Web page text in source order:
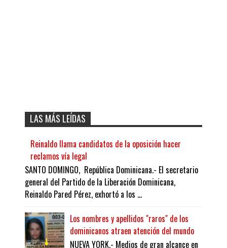
LAS MÁS LEÍDAS
Reinaldo llama candidatos de la oposición hacer
reclamos vía legal
SANTO DOMINGO, República Dominicana.- El secretario
general del Partido de la Liberación Dominicana,
Reinaldo Pared Pérez, exhortó a los ...
Los nombres y apellidos "raros" de los
dominicanos atraen atención del mundo
NUEVA YORK.- Medios de gran alcance en